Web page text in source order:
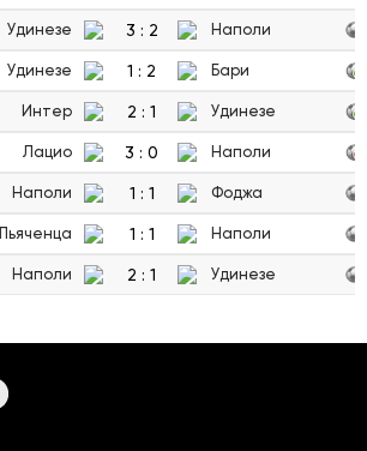
Удинезе 3 : 2 Наполи
Удинезе 1 : 2 Бари
Интер 2 : 1 Удинезе
Лацио 3 : 0 Наполи
Наполи 1 : 1 Фоджа
Пьяченца 1 : 1 Наполи
Наполи 2 : 1 Удинезе